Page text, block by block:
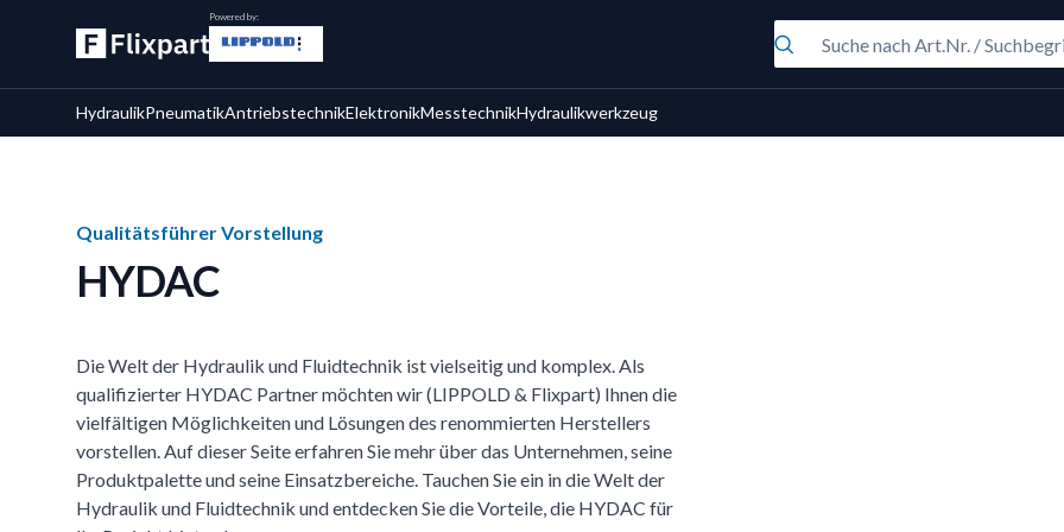
Powered by:
HydraulikPneumatikAntriebstechnikElektronikMesstechnikHydraulikwerkzeug
Qualitätsführer Vorstellung
HYDAC
Die Welt der Hydraulik und Fluidtechnik ist vielseitig und komplex. Als
qualifizierter HYDAC Partner möchten wir (LIPPOLD & Flixpart) Ihnen die
vielfältigen Möglichkeiten und Lösungen des renommierten Herstellers
vorstellen. Auf dieser Seite erfahren Sie mehr über das Unternehmen, seine
Produktpalette und seine Einsatzbereiche. Tauchen Sie ein in die Welt der
Hydraulik und Fluidtechnik und entdecken Sie die Vorteile, die HYDAC für